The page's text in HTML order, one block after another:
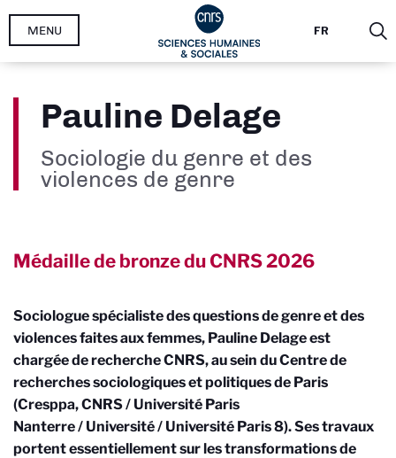
Aller
FR
MENU
Pauline Delage
Sociologie du genre et des
violences de genre
Médaille de bronze du CNRS2026
Sociologue spécialiste des questions de genre et des
violences faites aux femmes, Pauline Delage est
chargée de recherche CNRS, au sein du Centre de
recherches sociologiques et politiques de Paris
(Cresppa, CNRS / Université Paris
Nanterre / Université / Université Paris 8). Ses travaux
portent essentiellement sur les transformations de